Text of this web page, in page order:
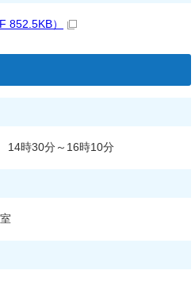
852.5KB）
14時30分～16時10分